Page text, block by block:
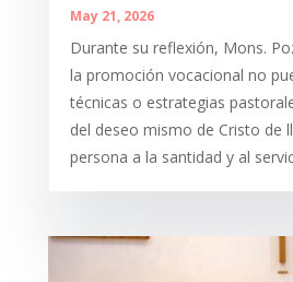
May 21, 2026
Durante su reflexión, Mons.
la promoción vocacional no
técnicas o estrategias
del deseo mismo de Cristo de
persona a la santidad y al